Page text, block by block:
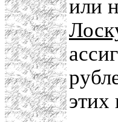
или
этих